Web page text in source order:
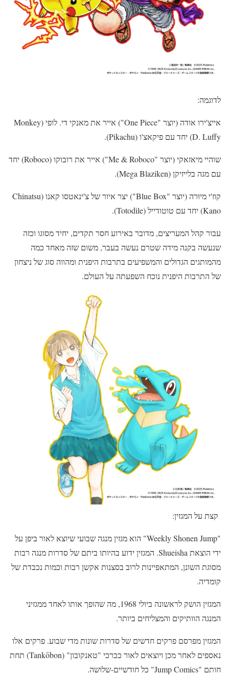
לדוגמה:
אייצ'ירו אודה (יוצר "One Piece") אייר את מאנקי די. לופי (Monkey
D. Luffy) יחד עם פיקאצ'ו (Pikachu).
שוהיי מיאזאקי (יוצר "Me & Roboco") אייר את רובוקו (Roboco) יחד
עם מגה בלייזיקן (Mega Blaziken).
קוז'י מיוּרה (יוצר "Blue Box") יצר איור של צ'ינאטסו קאנו (Chinatsu
Kano) יחד עם טוטודייל (Totodile).
עבור קהל המעריצים, מדובר באירוע חסר תקדים, יחיד מסוגו וכזה
שנעשה בקנה מידה שטרם נעשה בעבר, משום שזה מאחד כמה
מהמותגים הגדולים והמשפיעים בתרבות היפנית ומהווה סוג של ניצחון
של התרבות היפנית נוכח השפעתה על העולם.
קצת על המגזין:
"Weekly Shonen Jump" הוא מגזין מנגה שבועי שיוצא לאור ביפן על
ידי הוצאת Shueisha. המגזין ידוע בהיותו ביתם של סדרות מנגה רבות
מסוגת השונן, המתאפיינות לרוב בסצנות אקשן רבות וכמות נכבדת של
קומדיה.
המגזין הושק לראשונה ביולי 1968, מה שהופך אותו לאחד ממגזיני
המנגה הוותיקים והמצליחים ביותר.
המגזין מפרסם פרקים חדשים של סדרות שונות מדי שבוע. פרקים אלו
נאספים לאחר מכן ויוצאים לאור ככרכי "טאנקובון" (Tankōbon) תחת
חותם "Jump Comics" כל חודשיים-שלושה.